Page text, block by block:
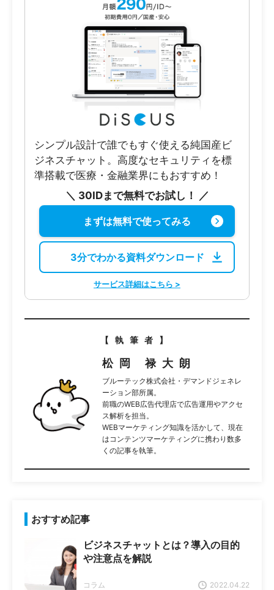
シンプル設計で誰でもすぐ使える純国産ビ
ジネスチャット。高度なセキュリティを標
準搭載で医療・金融業界にもおすすめ！
＼ 30IDまで無料でお試し！ ／
まずは無料で使ってみる
3分でわかる資料ダウンロード
サービス詳細はこちら >
【執筆者】
松岡 禄大朗
ブルーテック株式会社・デマンドジェネレ
ーション部所属。
前職のWEB広告代理店で広告運用やアクセ
ス解析を担当。
WEBマーケティング知識を活かして、現在
はコンテンツマーケティングに携わり数多
くの記事を執筆。
おすすめ記事
ビジネスチャットとは？導入の目的
や注意点を解説
2022.04.22
コラム